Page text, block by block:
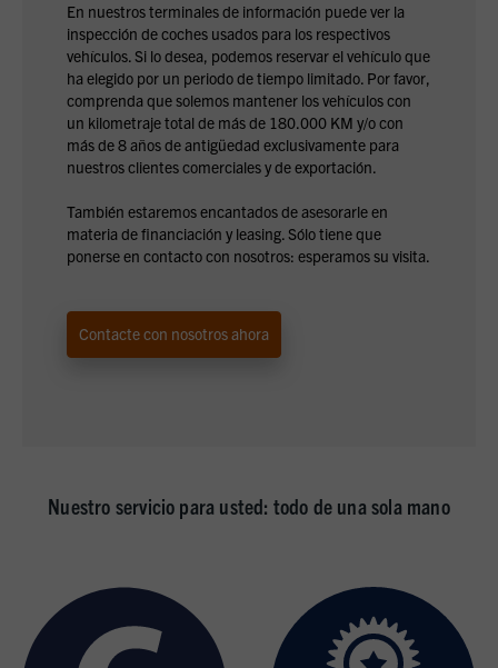
En nuestros terminales de información puede ver la
inspección de coches usados para los respectivos
vehículos. Si lo desea, podemos reservar el vehículo que
ha elegido por un periodo de tiempo limitado. Por favor,
comprenda que solemos mantener los vehículos con
un kilometraje total de más de 180.000 KM y/o con
más de 8 años de antigüedad exclusivamente para
nuestros clientes comerciales y de exportación.
También estaremos encantados de asesorarle en
materia de financiación y leasing. Sólo tiene que
ponerse en contacto con nosotros: esperamos su visita.
Contacte con nosotros ahora
Nuestro servicio para usted: todo de una sola mano